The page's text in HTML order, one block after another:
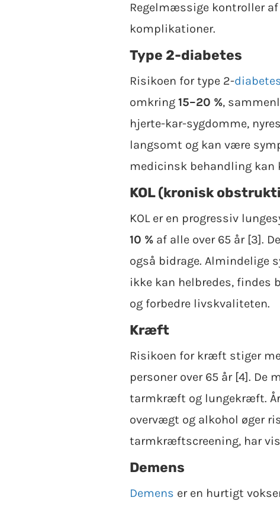
Regelmæssige kontroller
komplikationer.
Type 2-diabetes
Risikoen for type 2-
omkring 15–20 %,
hjerte-kar-sygdomme,
langsomt og kan være
medicinsk behandling kan
KOL (kronisk
KOL er en progressiv
10 % af alle over 65 år [3].
også bidrage. Almindelige
ikke kan helbredes, findes
og forbedre livskvaliteten.
Kræft
Risikoen for kræft stiger
personer over 65 år [4].
tarmkræft og lungekræft.
overvægt og alkohol øger
tarmkræftscreening, har
Demens
Demens er en hurtigt